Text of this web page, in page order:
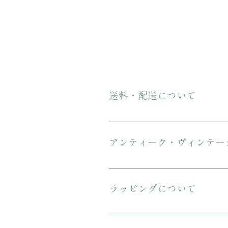
送料・配送について
ご購入金額が8000円以上の場合、
アンティーク・ヴィンテー
傷や汚れについて可能な限り記載を
ラッピングについて
プレゼント用にご購入される場合、